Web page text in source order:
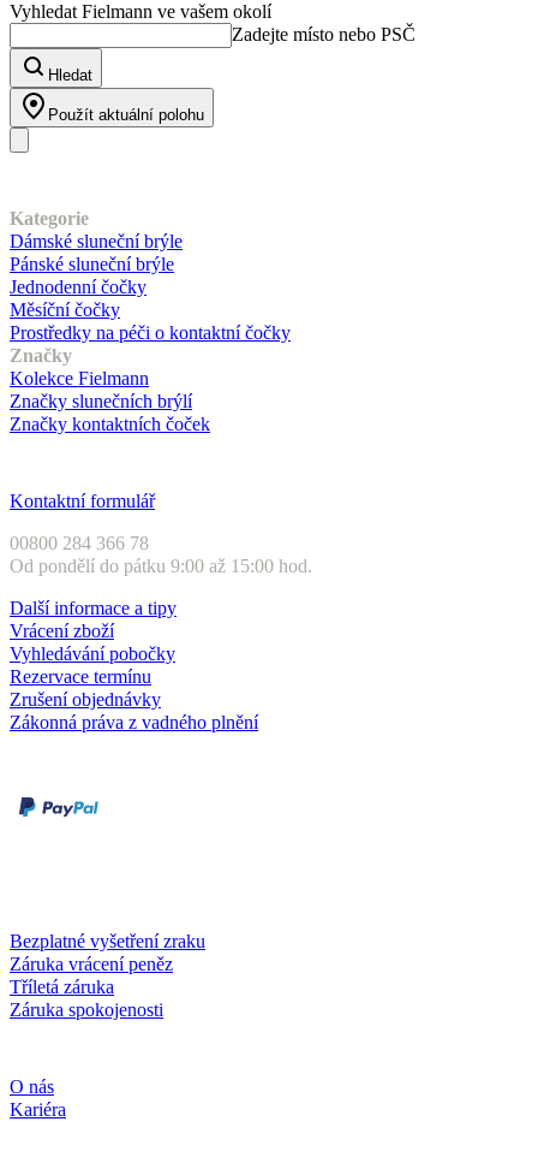
Vyhledat Fielmann ve vašem okolí
Zadejte místo nebo PSČ
Hledat
Použít aktuální polohu
Kategorie
Dámské sluneční brýle
Pánské sluneční brýle
Jednodenní čočky
Měsíční čočky
Prostředky na péči o kontaktní čočky
Značky
Kolekce Fielmann
Značky slunečních brýlí
Značky kontaktních čoček
Kontaktní formulář
00800 284 366 78
Od pondělí do pátku 9:00 až 15:00 hod.
Další informace a tipy
Vrácení zboží
Vyhledávání pobočky
Rezervace termínu
Zrušení objednávky
Zákonná práva z vadného plnění
Bezplatné vyšetření zraku
Záruka vrácení peněz
Tříletá záruka
Záruka spokojenosti
O nás
Kariéra